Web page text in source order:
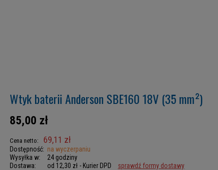
Wtyk baterii Anderson SBE160 18V (35 mm²)
85,00 zł
Cena netto: 69,11 zł
Dostępność: na wyczerpaniu
Wysyłka w:
24 godziny
Dostawa:
od 12,30 zł - Kurier DPD sprawdź formy dostawy